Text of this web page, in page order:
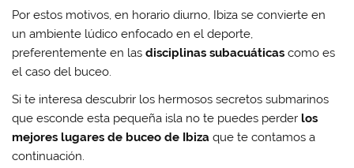
Por estos motivos, en horario diurno, Ibiza se convierte en
un ambiente lúdico enfocado en el deporte,
preferentemente en lasdisciplinas subacuáticas como es
el caso del buceo.
Si te interesa descubrir los hermosos secretos submarinos
que esconde esta pequeña isla no te puedes perder los
mejores lugares de buceo de Ibizaque te contamos a
continuación.